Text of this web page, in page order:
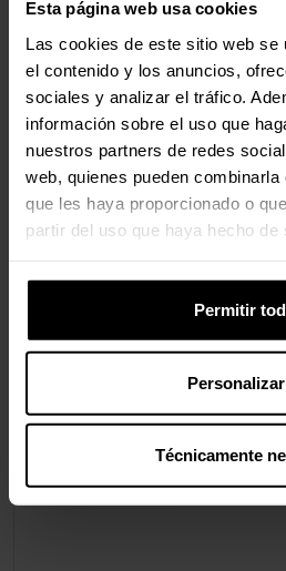
Esta página web usa cookies
Las cookies de este sitio web se
el contenido y los anuncios,
sociales y analizar el tráfico.
información sobre el uso que
nuestros partners de redes
web, quienes pueden
que les haya proporcionado o
partir del uso que haya hecho de
Permitir
Personalizar
Técnicamente